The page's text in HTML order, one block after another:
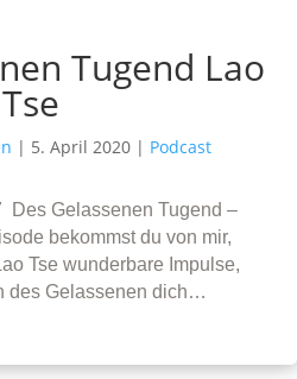
Tugend Lao
Tse
| 5. April 2020 | Podcast
Des Gelassenen Tugend –
bekommst du von mir,
Tse wunderbare Impulse,
des Gelassenen dich…